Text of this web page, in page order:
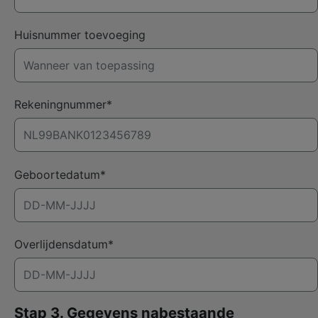
Huisnummer toevoeging
Rekeningnummer*
Geboortedatum*
Overlijdensdatum*
Stap 3. Gegevens nabestaande